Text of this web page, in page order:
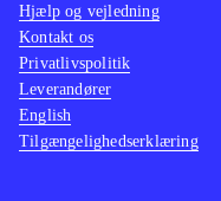
Hjælp og vejledning
Kontakt os
Privatlivspolitik
Leverandører
English
Tilgængelighedserklæring